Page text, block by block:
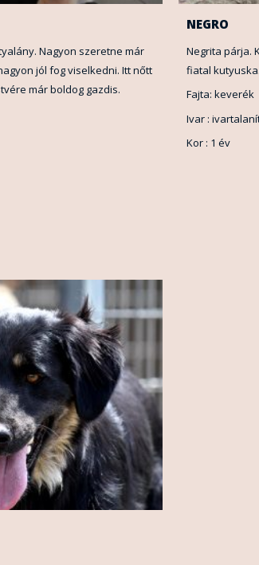
Nagyon szeretne már
jól fog viselkedni. Itt nőtt
már boldog gazdis.
NEGRO
Negrita párja.
fiatal
Fajta: keverék
Ivar :
Kor : 1 év